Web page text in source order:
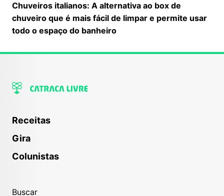
Chuveiros italianos: A alternativa ao box de
chuveiro que é mais fácil de limpar e permite usar
todo o espaço do banheiro
Receitas
Gira
Colunistas
Buscar